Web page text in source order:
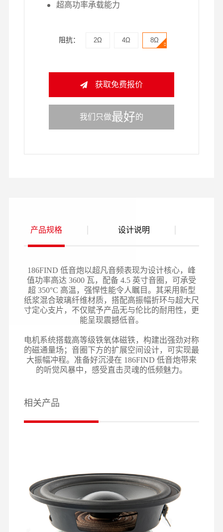
超高功率承载能力
阻抗： 2Ω 4Ω 8Ω
获取免费报价
我们只做最好的
产品规格 设计说明
186FIND 低音炮以超凡音频表现为设计核心，峰
值功率高达 3600 瓦，配备 4.5 英寸音圈，可承受
超 350°C 高温，强悍性能令人瞩目。其采用新型
纸浆混合玻璃纤维材质，搭配高振幅折环与超大尺
寸定心支片，不仅赋予产品无与伦比的耐用性，更
能呈现震撼低音。
电机系统搭载高等级铁氧体磁铁，构建出强劲对称
的磁通量场；音圈下方的扩展空间设计，可实现最
大振幅冲程。准备好沉浸在 186FIND 低音炮带来
的听觉风暴中，感受直击灵魂的低频魅力。
相关产品